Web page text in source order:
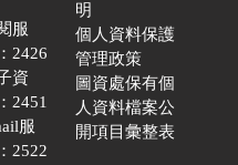
服
2426
資
2451
服
2522
明
個人資料保護
管理政策
圖資處保有個
人資料檔案公
開項目彙整表